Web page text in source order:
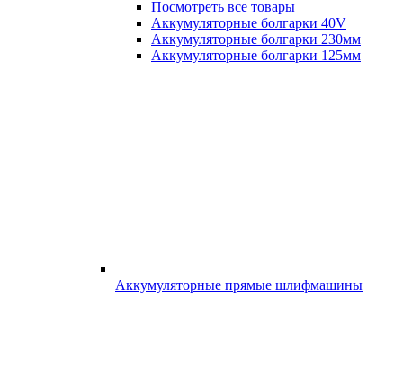
Посмотреть все товары
Аккумуляторные болгарки 40V
Аккумуляторные болгарки 230мм
Аккумуляторные болгарки 125мм
Аккумуляторные прямые шлифмашины